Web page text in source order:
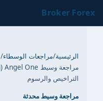
Broker Forex
الرئيسية/مراجعات الوسطاء/
التراخيص والرسوم
مراجعة وسيط محدثة